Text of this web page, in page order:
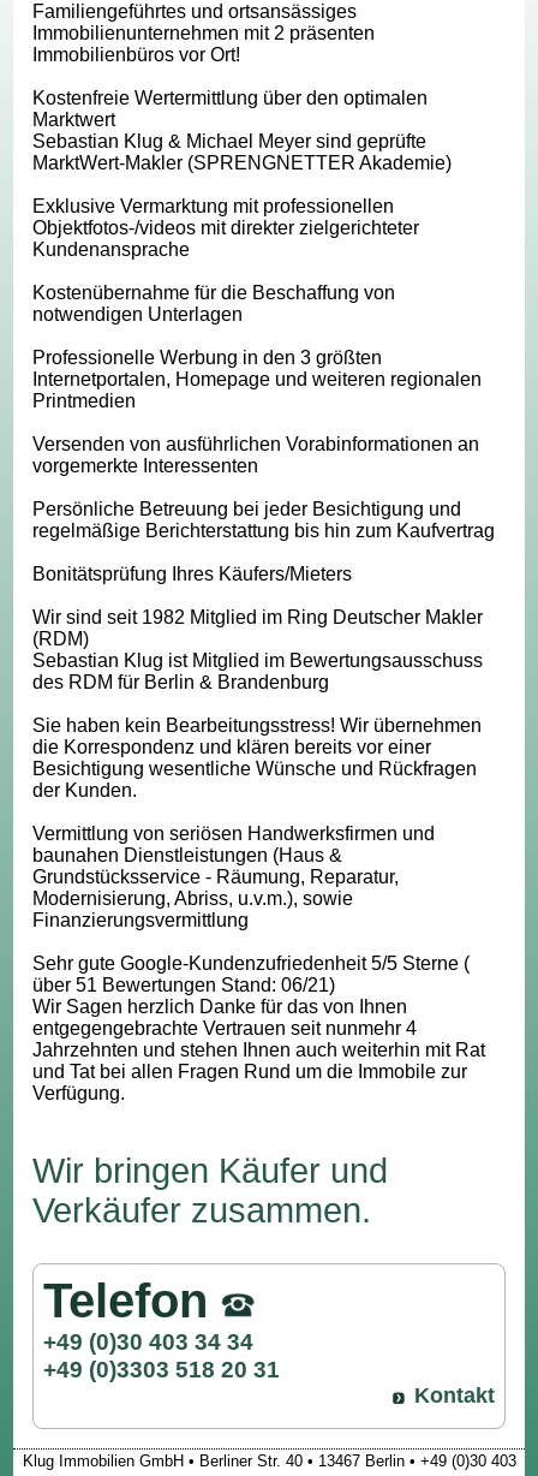
Familiengeführtes und ortsansässiges
Immobilienunternehmen mit 2 präsenten
Immobilienbüros vor Ort!
Kostenfreie Wertermittlung über den optimalen
Marktwert
Sebastian Klug & Michael Meyer sind geprüfte
MarktWert-Makler (SPRENGNETTER Akademie)
Exklusive Vermarktung mit professionellen
Objektfotos-/videos mit direkter zielgerichteter
Kundenansprache
Kostenübernahme für die Beschaffung von
notwendigen Unterlagen
Professionelle Werbung in den 3 größten
Internetportalen, Homepage und weiteren regionalen
Printmedien
Versenden von ausführlichen Vorabinformationen an
vorgemerkte Interessenten
Persönliche Betreuung bei jeder Besichtigung und
regelmäßige Berichterstattung bis hin zum Kaufvertrag
Bonitätsprüfung Ihres Käufers/Mieters
Wir sind seit 1982 Mitglied im Ring Deutscher Makler
(RDM)
Sebastian Klug ist Mitglied im Bewertungsausschuss
des RDM für Berlin & Brandenburg
Sie haben kein Bearbeitungsstress! Wir übernehmen
die Korrespondenz und klären bereits vor einer
Besichtigung wesentliche Wünsche und Rückfragen
der Kunden.
Vermittlung von seriösen Handwerksfirmen und
baunahen Dienstleistungen (Haus &
Grundstücksservice - Räumung, Reparatur,
Modernisierung, Abriss, u.v.m.), sowie
Finanzierungsvermittlung
Sehr gute Google-Kundenzufriedenheit 5/5 Sterne (
über 51 Bewertungen Stand: 06/21)
Wir Sagen herzlich Danke für das von Ihnen
entgegengebrachte Vertrauen seit nunmehr 4
Jahrzehnten und stehen Ihnen auch weiterhin mit Rat
und Tat bei allen Fragen Rund um die Immobile zur
Verfügung.
Wir bringen Käufer und
Verkäufer zusammen.
Telefon
+49 (0)30 403 34 34
+49 (0)3303 518 20 31
Kontakt
Klug Immobilien GmbH • Berliner Str. 40 • 13467 Berlin • +49 (0)30 403